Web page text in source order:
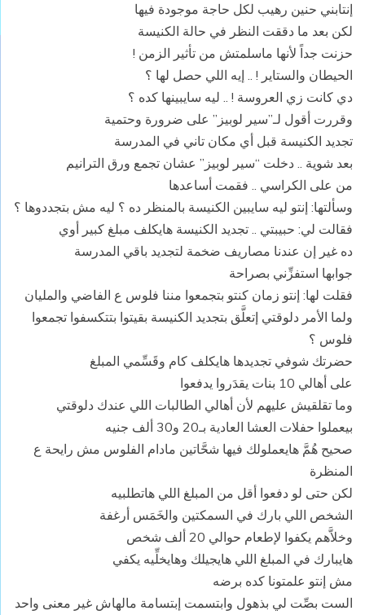
إنتابني حنين رهيب لكل حاجة موجودة فيها
لكن بعد ما دققت النظر في حالة الكنيسة
حزنت جداً لأنها ماسلمتش من تأثير الزمن !
الحيطان والستاير ! .. إيه اللي حصل لها ؟
دي كانت زي العروسة ! .. ليه سايبينها كده ؟
وقررت أقول لـ”سير لوبيز” على ضرورة وحتمية
تجديد الكنيسة قبل أي مكان تاني في المدرسة
بعد شوية .. دخلت “سير لوبيز” عشان تجمع ورق الترانيم
من على الكراسي .. فقمت أساعدها
وسألتها: إنتو ليه سايبين الكنيسة بالمنظر ده ؟ ليه مش بتجددوها ؟
فقالت لي: حبيبتي .. تجديد الكنيسة هايكلف مبلغ كبير أوي
ده غير إن عندنا مصاريف ضخمة لتجديد باقي المدرسة
جوابها استفزِّني بصراحة
فقلت لها: إنتو زمان كنتو بتجمعوا مننا فلوس ع الفاضي والمليان
ولما الأمر دلوقتي إتعلَّق بتجديد الكنيسة بقيتوا بتتكسفوا تجمعوا
فلوس ؟
حضرتك شوفي تجديدها هايكلف كام وقَسِّمي المبلغ
على أهالي 10 بنات يقدَروا يدفعوا
وما تقلقيش عليهم لأن أهالي الطالبات اللي عندك دلوقتي
بيعملوا حفلات العشا العادية بـ20 و30 ألف جنيه
صحيح هُمَّ هايعملولك فيها شحَّاتين مادام الفلوس مش رايحة ع
المنظرة
لكن حتى لو دفعوا أقل من المبلغ اللي هاتطلبيه
الشخص اللي بارك في السمكتين والخَمَس أرغفة
وخلاَّهم يكفوا لإطعام حوالي 20 ألف شخص
هايبارك في المبلغ اللي هايجيلك وهايخلِّيه يكفي
مش إنتو علمتونا كده برضه
الست بصِّت لي بذهول وابتسمت إبتسامة مالهاش غير معنى واحد